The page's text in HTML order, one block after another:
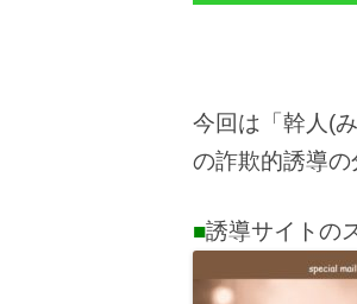
今回は「幹人(
の詐欺的誘導の
■誘導サイトの